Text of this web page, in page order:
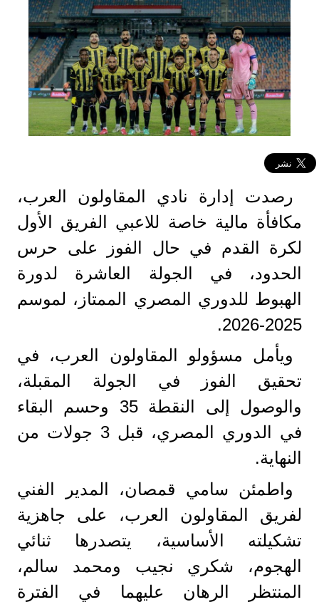
رصدت إدارة نادي المقاولون العرب،
مكافأة مالية خاصة للاعبي الفريق الأول
لكرة القدم في حال الفوز على حرس
الحدود، في الجولة العاشرة لدورة
الهبوط للدوري المصري الممتاز، لموسم
2025-2026.
ويأمل مسؤولو المقاولون العرب، في
تحقيق الفوز في الجولة المقبلة،
والوصول إلى النقطة 35 وحسم البقاء
في الدوري المصري، قبل 3 جولات من
النهاية.
واطمئن سامي قمصان، المدير الفني
لفريق المقاولون العرب، على جاهزية
تشكيلته الأساسية، يتصدرها ثنائي
الهجوم، شكري نجيب ومحمد سالم،
المنتظر الرهان عليهما في الفترة